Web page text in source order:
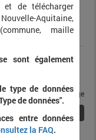
taxons / page
de télécharger
Aquitaine,
maille
sont également
type de données
de données".
entre données
la FAQ.